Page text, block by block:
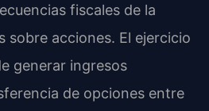
fiscales de la
sobre acciones. El ejercicio
generar ingresos
de opciones entre